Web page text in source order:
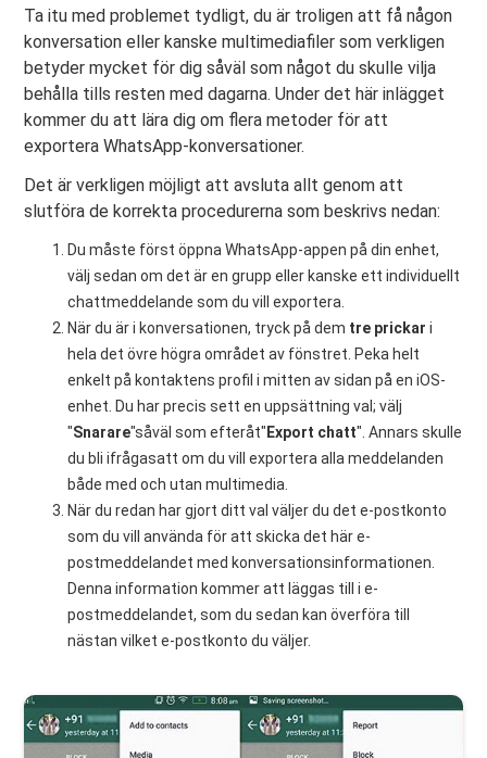
Ta itu med problemet tydligt, du är troligen att få någon
konversation eller kanske multimediafiler som verkligen
betyder mycket för dig såväl som något du skulle vilja
behålla tills resten med dagarna. Under det här inlägget
kommer du att lära dig om flera metoder för att
exportera WhatsApp-konversationer.
Det är verkligen möjligt att avsluta allt genom att
slutföra de korrekta procedurerna som beskrivs nedan:
Du måste först öppna WhatsApp-appen på din enhet,
välj sedan om det är en grupp eller kanske ett individuellt
chattmeddelande som du vill exportera.
När du är i konversationen, tryck på dem tre prickari
hela det övre högra området av fönstret. Peka helt
enkelt på kontaktens profil i mitten av sidan på en iOS-
enhet. Du har precis sett en uppsättning val; välj
"Snarare"såväl som efteråt" Export chatt". Annars skulle
du bli ifrågasatt om du vill exportera alla meddelanden
både med och utan multimedia.
När du redan har gjort ditt val väljer du det e-postkonto
som du vill använda för att skicka det här e-
postmeddelandet med konversationsinformationen.
Denna information kommer att läggas till i e-
postmeddelandet, som du sedan kan överföra till
nästan vilket e-postkonto du väljer.